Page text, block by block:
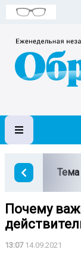
Почему
13:0714.09.2021